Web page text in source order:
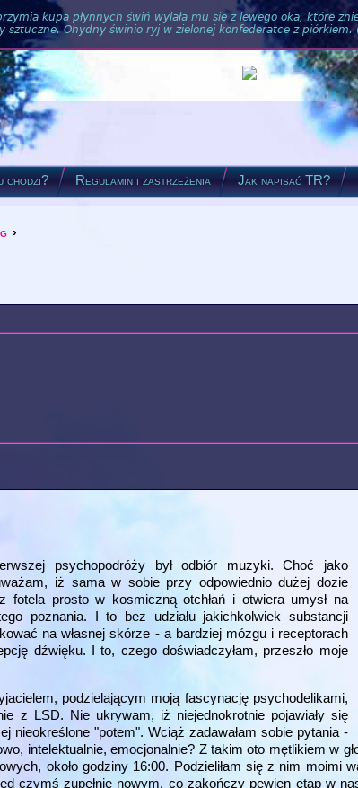
kupa płynnych świń wylała mu się z lewego oka, które
Ohydny świnio ryj w zielonej konfederatce z piórkiem.
chodzi? Regulamin i zastrzeżenia Jak napisać TR?
›
psychopodróży był odbiór muzyki. Choć jako
iż sama w sobie przy odpowiednio dużej dozie
fotela prosto w kosmiczną otchłań i otwiera umysł na
poznania. I to bez udziału jakichkolwiek substancji
na własnej skórze - a bardziej mózgu i receptorach
dźwięku. I to, czego doświadczyłam, przeszło moje
podzielającym moją fascynację psychodelikami,
z LSD. Nie ukrywam, iż niejednokrotnie pojawiały się
nieokreślone "potem". Wciąż zadawałam sobie pytania -
intelektualnie, emocjonalnie? Z takim oto mętlikiem w
około godziny 16:00. Podzieliłam się z nim moimi
czymś zupełnie nowym, co zakończy pewien etap w